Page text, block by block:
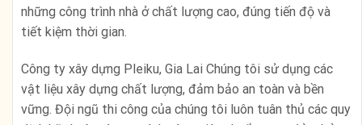
những công trình nhà ở chất lượng cao, đúng tiến độ và
tiết kiệm thời gian.
Công ty xây dựng Pleiku, Gia Lai Chúng tôi sử dụng các
vật liệu xây dựng chất lượng, đảm bảo an toàn và bền
vững. Đội ngũ thi công của chúng tôi luôn tuân thủ các quy